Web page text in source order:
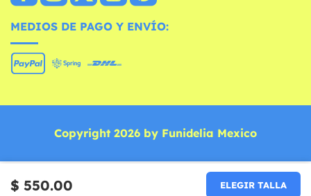
$ 550.00 ELEGIR TALLA
MEDIOS DE PAGO Y ENVÍO:
Copyright 2026 by Funidelia Mexico